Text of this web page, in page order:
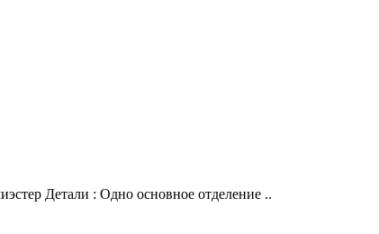
Детали : Одно основное отделение ..